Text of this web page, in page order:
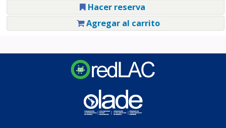
Hacer reserva
Agregar al carrito